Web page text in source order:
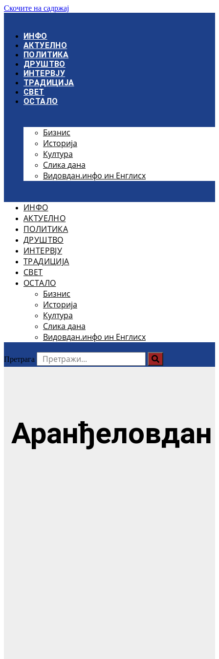
Скочите на садржај
ИНФО
АКТУЕЛНО
ПОЛИТИКА
ДРУШТВО
ИНТЕРВЈУ
ТРАДИЦИЈА
СВЕТ
ОСТАЛО
Бизнис
Историја
Култура
Слика дана
Видовдан.инфо ин Енглисх
ИНФО
АКТУЕЛНО
ПОЛИТИКА
ДРУШТВО
ИНТЕРВЈУ
ТРАДИЦИЈА
СВЕТ
ОСТАЛО
Бизнис
Историја
Култура
Слика дана
Видовдан.инфо ин Енглисх
Претрага
Аранђеловдан